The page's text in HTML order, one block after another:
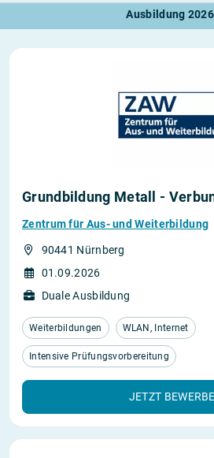
Ausbildung
Grundbildung Metall -
Zentrum für Aus- und Weiterbildung
90441 Nürnberg
01.09.2026
Duale Ausbildung
Weiterbildungen WLAN, Internet
Intensive Prüfungsvorbereitung
JETZT